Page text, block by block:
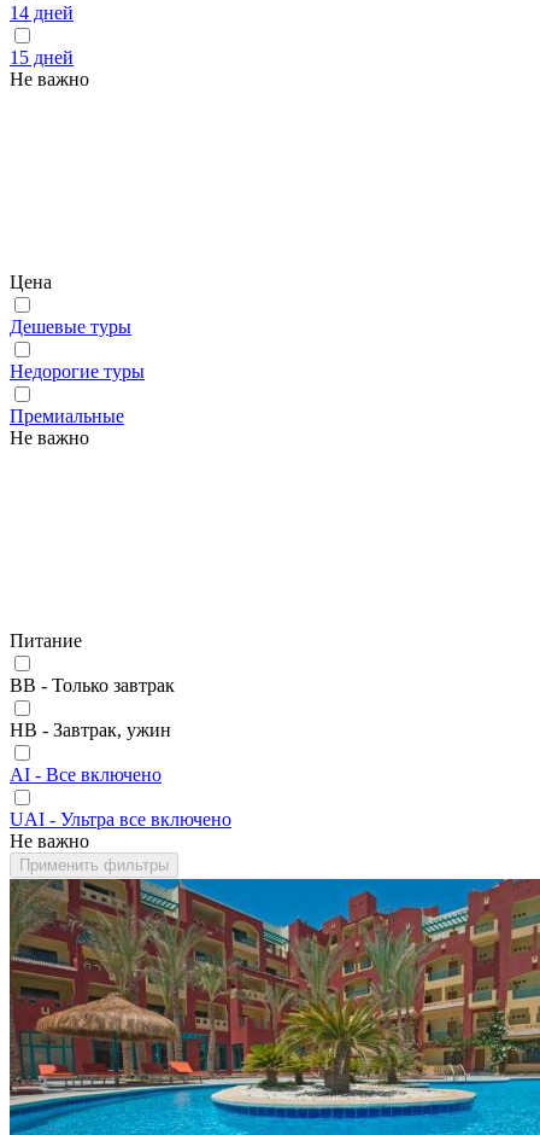
14 дней
15 дней
Не важно
Цена
Дешевые туры
Недорогие туры
Премиальные
Не важно
Питание
BB - Только завтрак
HB - Завтрак, ужин
AI - Все включено
UAI - Ультра все включено
Не важно
Применить фильтры